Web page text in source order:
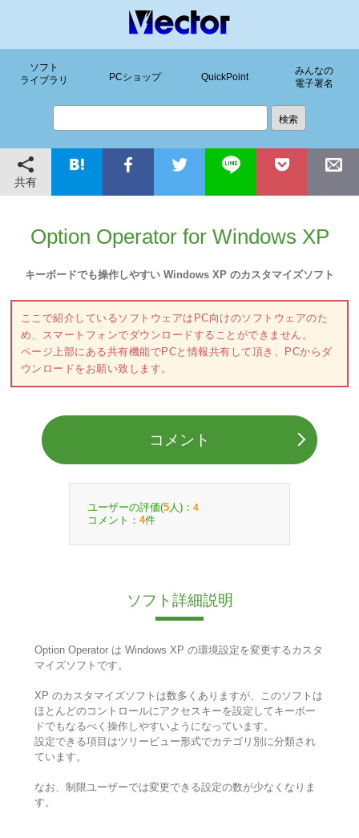
ソフト
ライブラリ
PCショップ QuickPoint
みんなの
電子署名
共有
Option Operator for Windows XP
キーボードでも操作しやすい Windows XP のカスタマイズソフト
ここで紹介しているソフトウェアはPC向けのソフトウェアのた
め、スマートフォンでダウンロードすることができません。
ページ上部にある共有機能でPCと情報共有して頂き、PCからダ
ウンロードをお願い致します。
コメント
ユーザーの評価(5 人)： 4
コメント： 4件
ソフト詳細説明
Option Operator は Windows XP の環境設定を変更するカスタ
マイズソフトです。
XP のカスタマイズソフトは数多くありますが、このソフトは
ほとんどのコントロールにアクセスキーを設定してキーボー
ドでもなるべく操作しやすいようになっています。
設定できる項目はツリービュー形式でカテゴリ別に分類され
ています。
なお、制限ユーザーでは変更できる設定の数が少なくなりま
す。